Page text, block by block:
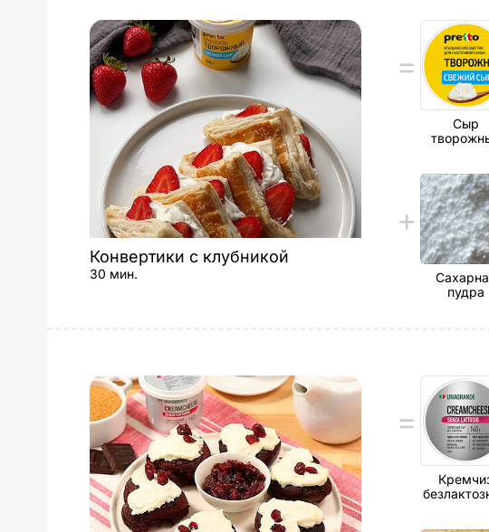
Конвертики с клубникой
30 мин.
Сыр
пудра